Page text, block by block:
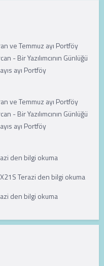
ve Temmuz ayı Portföy
- Bir Yazılımcının Günlüğü
ayı Portföy
ve Temmuz ayı Portföy
- Bir Yazılımcının Günlüğü
ayı Portföy
den bilgi okuma
Terazi den bilgi okuma
den bilgi okuma